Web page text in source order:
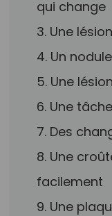
qui change
3. Une
4. Un
5. Une
6. Une
7. Des
8. Une
facilement
9. Une